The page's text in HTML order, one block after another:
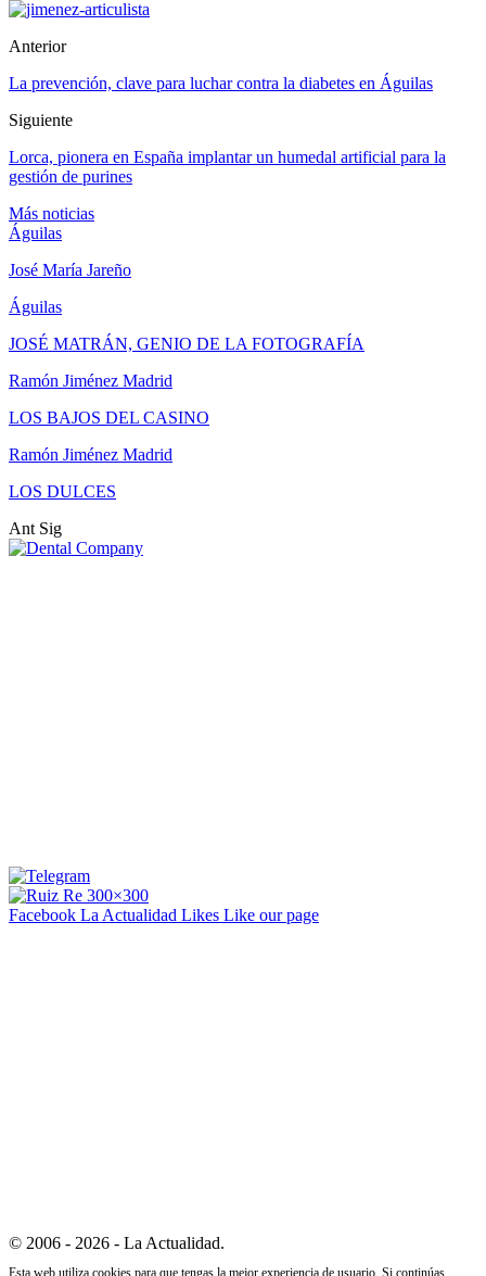
Anterior
La prevención, clave para luchar contra la diabetes en Águilas
Siguiente
Lorca, pionera en España implantar un humedal artificial para la
gestión de purines
Más noticias
Águilas
José María Jareño
Águilas
JOSÉ MATRÁN, GENIO DE LA FOTOGRAFÍA
Ramón Jiménez Madrid
LOS BAJOS DEL CASINO
Ramón Jiménez Madrid
LOS DULCES
Ant Sig
Facebook La Actualidad Likes Like our page
© 2006 - 2026 - La Actualidad.
Esta web utiliza cookies para que tengas la mejor experiencia de usuario. Si continúas